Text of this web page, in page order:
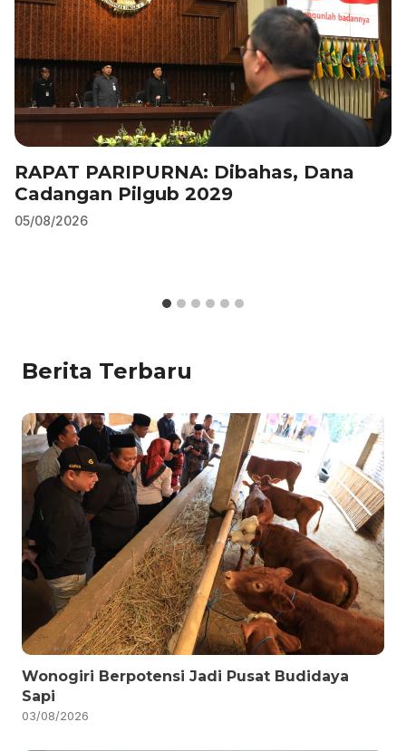
RAPAT PARIPURNA: Dibahas, Dana
Cadangan Pilgub 2029
05/08/2026
Berita Terbaru
Wonogiri Berpotensi Jadi Pusat Budidaya
Sapi
03/08/2026